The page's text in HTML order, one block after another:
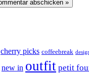
cherry picks coffeebreak
new in outfit petit